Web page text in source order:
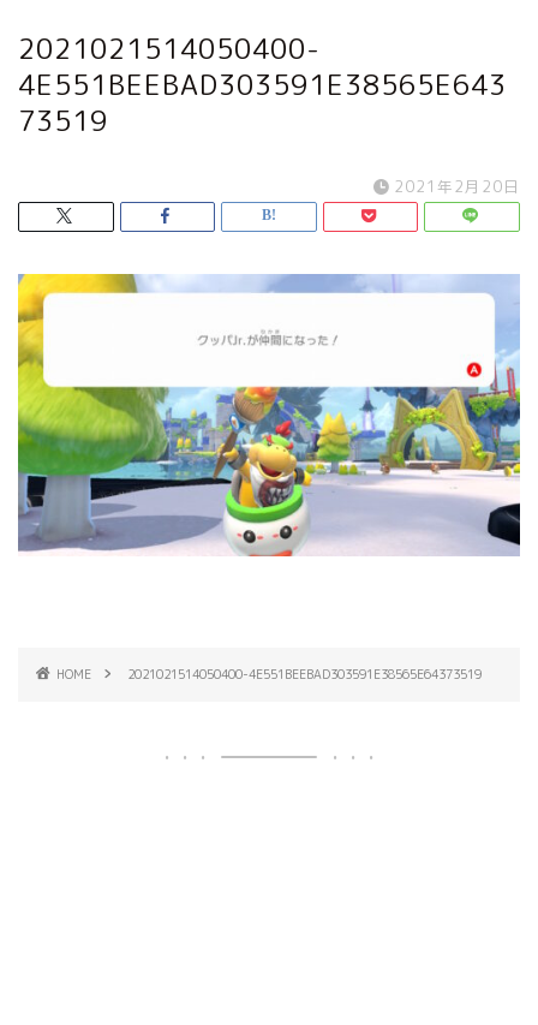
2021021514050400-
4E551BEEBAD303591E38565E643
73519
2021年2月20日
HOME 2021021514050400-4E551BEEBAD303591E38565E64373519